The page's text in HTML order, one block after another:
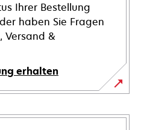
Ihrer Bestellung
haben Sie Fragen
Versand &
erhalten